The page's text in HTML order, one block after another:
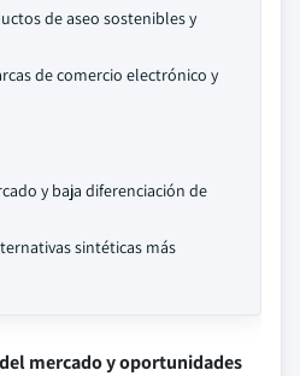
de aseo sostenibles y
de comercio electrónico y
y baja diferenciación de
sintéticas más
mercado y oportunidades